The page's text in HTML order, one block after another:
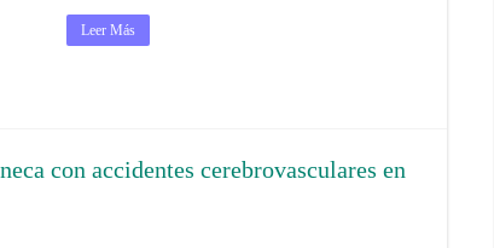
Leer Más
con accidentes cerebrovasculares en